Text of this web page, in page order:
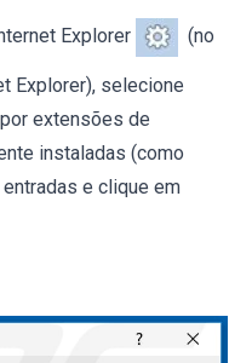
Explorer (no
Explorer), selecione
extensões de
instaladas (como
e clique em